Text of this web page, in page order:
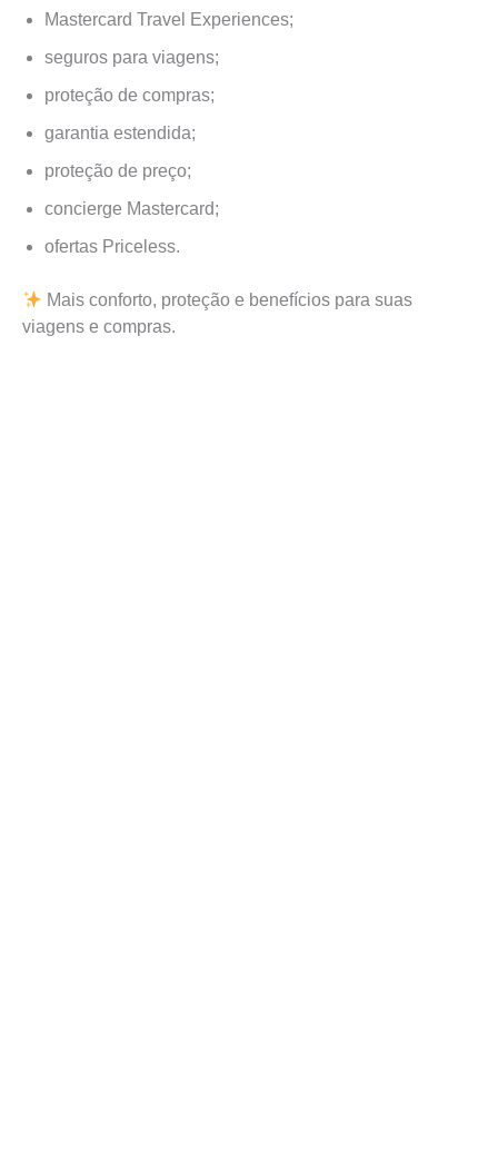
Mastercard Travel Experiences;
seguros para viagens;
proteção de compras;
garantia estendida;
proteção de preço;
concierge Mastercard;
ofertas Priceless.
Mais conforto, proteção e benefícios para suas
viagens e compras.